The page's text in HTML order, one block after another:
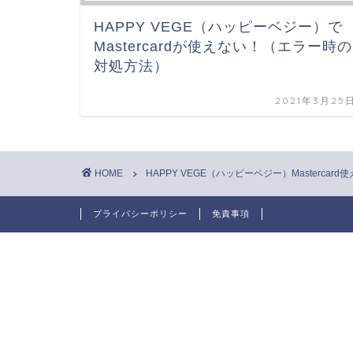
HAPPY VEGE（ハッピーベジー）で
Mastercardが使えない！（エラー時の
対処方法）
2021年3月25日
HOME HAPPY VEGE（ハッピーベジー）Mastercard使
プライバシーポリシー 免責事項